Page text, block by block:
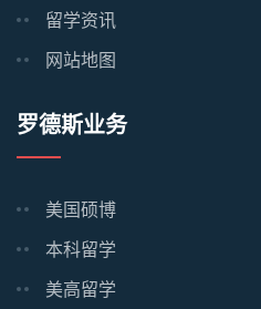
留学资讯
网站地图
罗德斯业务
美国硕博
本科留学
美高留学